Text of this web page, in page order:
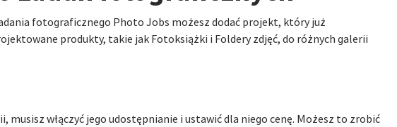
fotograficznego Photo Jobs możesz dodać projekt, który już
produkty, takie jak Fotoksiążki i Foldery zdjęć, do różnych galerii
włączyć jego udostępnianie i ustawić dla niego cenę. Możesz to zrobić